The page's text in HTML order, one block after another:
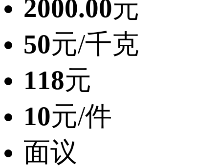
2000.00元
50元/千克
118元
10元/件
面议